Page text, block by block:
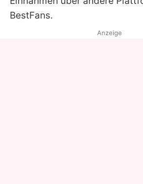
BestFans.
Anzeige